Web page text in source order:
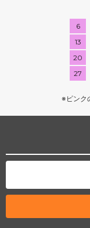
6
13
20
27
※ピンク